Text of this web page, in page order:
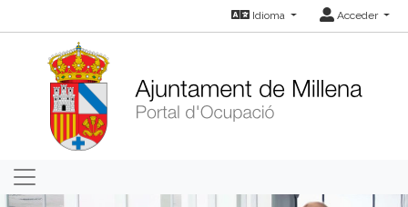
Idioma Acceder